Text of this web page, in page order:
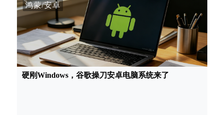
鸿蒙/安卓
硬刚Windows，谷歌操刀安卓电脑系统来了